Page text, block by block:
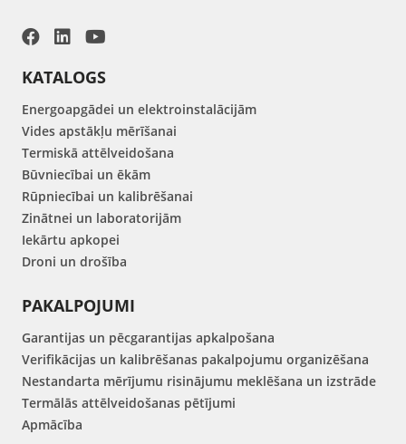
KATALOGS
Energoapgādei un elektroinstalācijām
Vides apstākļu mērīšanai
Termiskā attēlveidošana
Būvniecībai un ēkām
Rūpniecībai un kalibrēšanai
Zinātnei un laboratorijām
Iekārtu apkopei
Droni un drošība
PAKALPOJUMI
Garantijas un pēcgarantijas apkalpošana
Verifikācijas un kalibrēšanas pakalpojumu organizēšana
Nestandarta mērījumu risinājumu meklēšana un izstrāde
Termālās attēlveidošanas pētījumi
Apmācība